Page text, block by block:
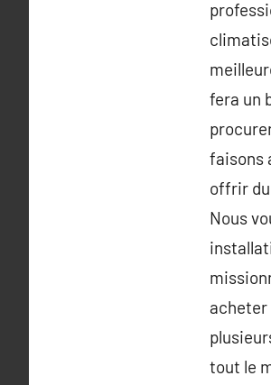
fera un
faisons
offrir
Nous
tout le